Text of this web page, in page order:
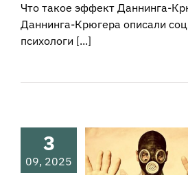
Что такое эффект Даннинга-
Даннинга-Крюгера описали
психологи [...]
3
09, 2025
динамика и